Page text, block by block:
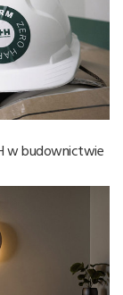
w budownictwie